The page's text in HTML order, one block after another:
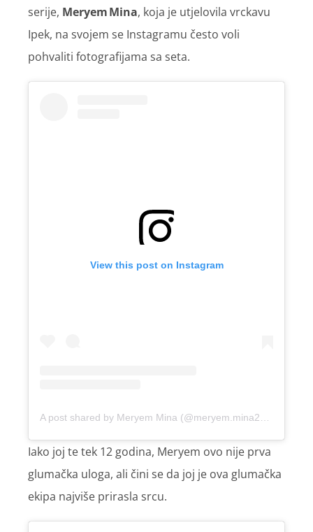
serije, Meryem Mina, koja je utjelovila vrckavu
Ipek, na svojem se Instagramu često voli
pohvaliti fotografijama sa seta.
View this post on Instagram
A post shared by Meryem Mina (@meryem.mina2013)
Iako joj te tek 12 godina, Meryem ovo nije prva
glumačka uloga, ali čini se da joj je ova glumačka
ekipa najviše prirasla srcu.